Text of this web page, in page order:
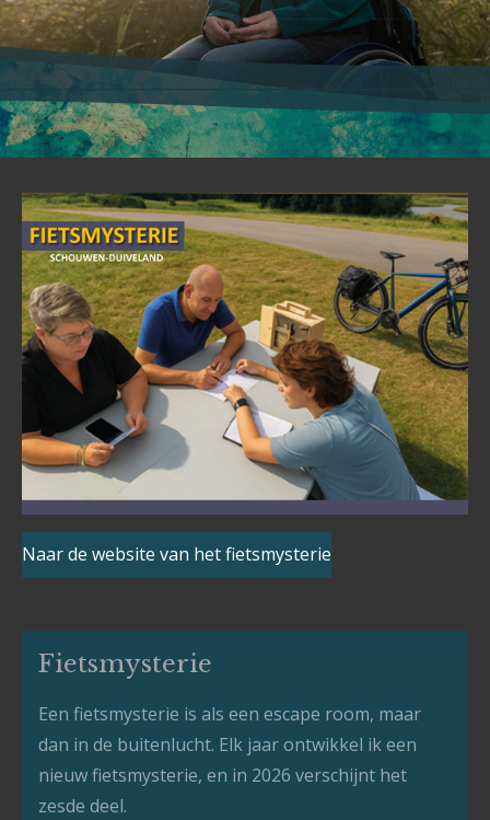
Naar de website van het fietsmysterie
Fietsmysterie
Een fietsmysterie is als een escape room, maar
dan in de buitenlucht. Elk jaar ontwikkel ik een
nieuw fietsmysterie, en in 2026 verschijnt het
zesde deel.